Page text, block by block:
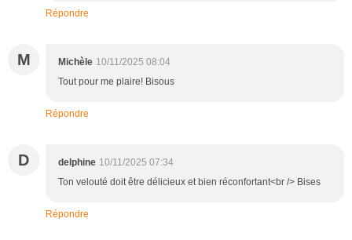
Répondre
M Michèle 10/11/2025 08:04
Tout pour me plaire! Bisous
Répondre
D delphine 10/11/2025 07:34
Ton velouté doit être délicieux et bien réconfortant<br /> Bises
Répondre